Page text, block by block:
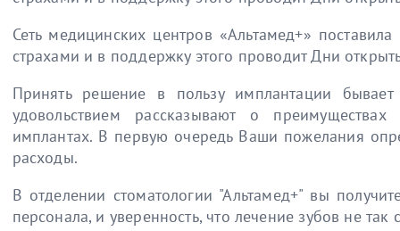
Сеть медицинских центров «Альтамед+»
страхами и в поддержку этого проводит Дни
Принять решение в пользу имплантации
удовольствием рассказывают о
имплантах. В первую очередь Ваши пожелания
расходы.
В отделении стоматологии "Альтамед+" вы
персонала, и уверенность, что лечение зубов не так